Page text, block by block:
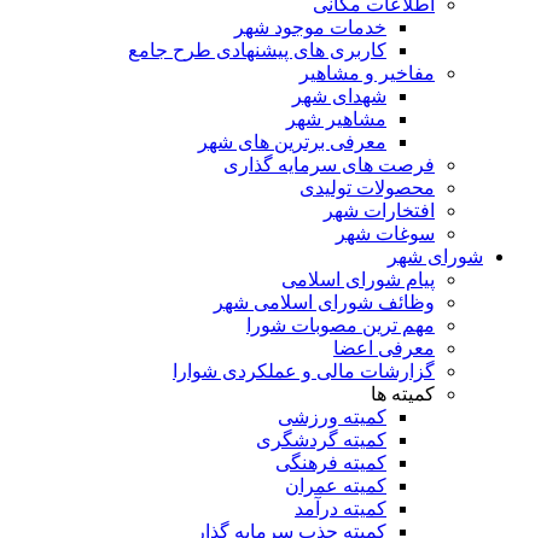
اطلاعات مکانی
خدمات موجود شهر
کاربری های پیشنهادی طرح جامع
مفاخیر و مشاهیر
شهدای شهر
مشاهیر شهر
معرفی برترین های شهر
فرصت های سرمایه گذاری
محصولات تولیدی
افتخارات شهر
سوغات شهر
شورای شهر
پیام شورای اسلامی
وظائف شورای اسلامی شهر
مهم ترین مصوبات شورا
معرفی اعضا
گزارشات مالی و عملکردی شوارا
کمیته ها
کمیته ورزشی
کمیته گردشگری
کمیته فرهنگی
کمیته عمران
کمیته درآمد
کمیته جذب سرمایه گذار